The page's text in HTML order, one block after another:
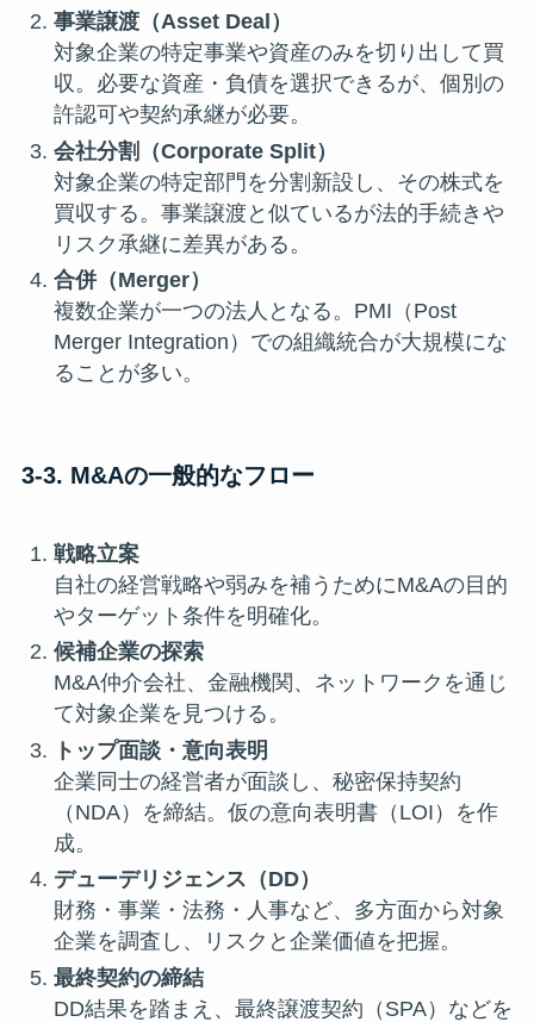
事業譲渡（Asset Deal）
対象企業の特定事業や資産のみを切り出して買
収。必要な資産・負債を選択できるが、個別の
許認可や契約承継が必要。
会社分割（Corporate Split）
対象企業の特定部門を分割新設し、その株式を
買収する。事業譲渡と似ているが法的手続きや
リスク承継に差異がある。
合併（Merger）
複数企業が一つの法人となる。PMI（Post
Merger Integration）での組織統合が大規模にな
ることが多い。
3-3. M&Aの一般的なフロー
戦略立案
自社の経営戦略や弱みを補うためにM&Aの目的
やターゲット条件を明確化。
候補企業の探索
M&A仲介会社、金融機関、ネットワークを通じ
て対象企業を見つける。
トップ面談・意向表明
企業同士の経営者が面談し、秘密保持契約
（NDA）を締結。仮の意向表明書（LOI）を作
成。
デューデリジェンス（DD）
財務・事業・法務・人事など、多方面から対象
企業を調査し、リスクと企業価値を把握。
最終契約の締結
DD結果を踏まえ、最終譲渡契約（SPA）などを